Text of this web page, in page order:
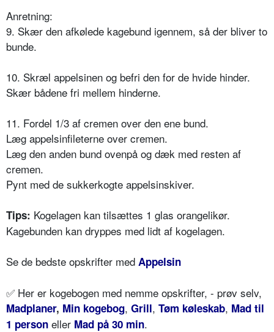
Anretning:
9. Skær den afkølede kagebund igennem, så der bliver to
bunde.
10. Skræl appelsinen og befri den for de hvide hinder.
Skær bådene fri mellem hinderne.
11. Fordel 1/3 af cremen over den ene bund.
Læg appelsinfileterne over cremen.
Læg den anden bund ovenpå og dæk med resten af
cremen.
Pynt med de sukkerkogte appelsinskiver.
Tips: Kogelagen kan tilsættes 1 glas orangelikør.
Kagebunden kan dryppes med lidt af kogelagen.
Se de bedste opskrifter med Appelsin
✅ Her er kogebogen med nemme opskrifter, - prøv selv,
Madplaner, Min kogebog, Grill, Tøm køleskab, Mad til
1 person eller Mad på 30 min.